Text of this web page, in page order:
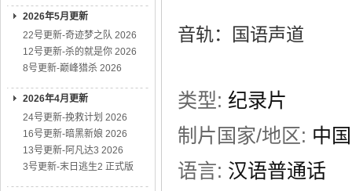
2026年5月更新
22号更新-奇迹梦之队 2026
12号更新-杀的就是你 2026
8号更新-巅峰猎杀 2026
2026年4月更新
24号更新-挽救计划 2026
16号更新-暗黑新娘 2026
13号更新-阿凡达3 2026
3号更新-末日逃生2 正式版
音轨：国语声道
类型: 纪录片
制片国家/地区: 中
语言: 汉语普通话